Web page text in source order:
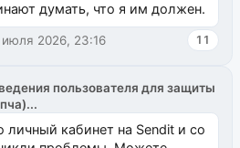
думать, что я им должен.
2026, 23:16 11
пользователя для защиты
личный кабинет на Sendit и со